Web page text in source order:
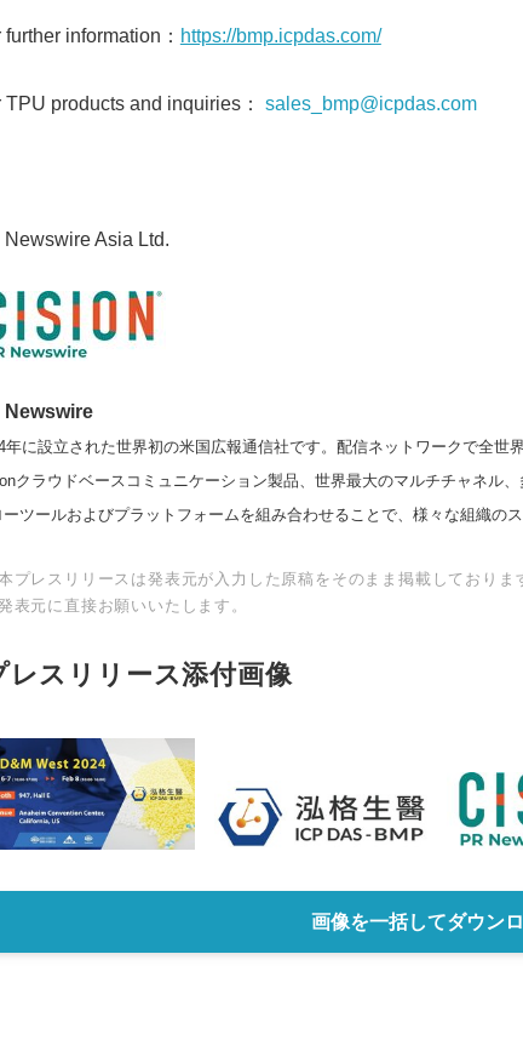
further information： https://bmp.icpdas.com/
TPU products and inquiries： sales_bmp@icpdas.com
Newswire Asia Ltd.
Newswire
年に設立された世界初の米国広報通信社です。配信ネットワークで全世
クラウドベースコミュニケーション製品、世界最大のマルチチャネル
ーツールおよびプラットフォームを組み合わせることで、様々な組織の
プレスリリースは発表元が入力した原稿をそのまま掲載しており
表元に直接お願いいたします。
レスリリース添付画像
画像を一括してダウン